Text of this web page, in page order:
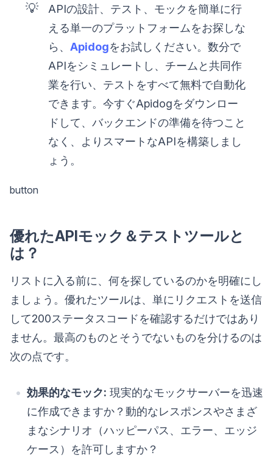
💡
APIの設計、テスト、モックを簡単に行
える単一のプラットフォームをお探しな
ら、Apidogをお試しください。数分で
APIをシミュレートし、チームと共同作
業を行い、テストをすべて無料で自動化
できます。今すぐApidogをダウンロー
ドして、バックエンドの準備を待つこと
なく、よりスマートなAPIを構築しまし
ょう。
button
優れたAPIモック＆テストツールと
は？
リストに入る前に、何を探しているのかを明確にし
ましょう。優れたツールは、単にリクエストを送信
して200ステータスコードを確認するだけではあり
ません。最高のものとそうでないものを分けるのは
次の点です。
効果的なモック: 現実的なモックサーバーを迅速
に作成できますか？動的なレスポンスやさまざ
まなシナリオ（ハッピーパス、エラー、エッジ
ケース）を許可しますか？